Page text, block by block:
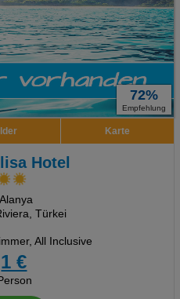
72%
Empfehlung
Karte
Hotel
Alanya
Türkei
All Inclusive
1 €